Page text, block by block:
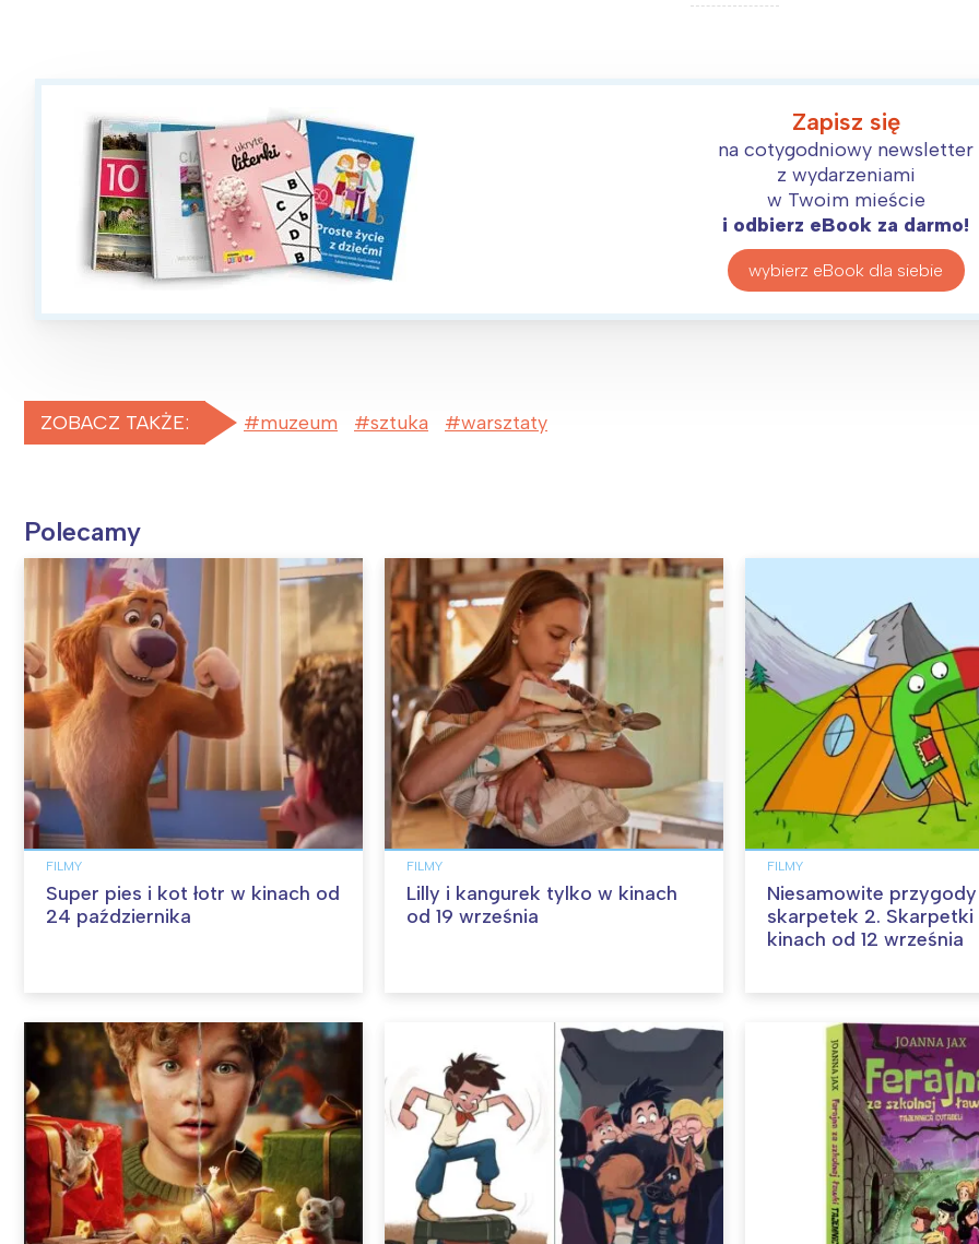
Zapisz się
na cotygodniowy newsletter
z wydarzeniami
w Twoim mieście
i odbierz eBook za darmo!
wybierz eBook dla siebie
ZOBACZ TAKŻE: muzeum sztuka warsztaty
Polecamy
FILMY
Super pies i kot łotr w kinach od
24 października
FILMY
Lilly i kangurek tylko w kinach
od 19 września
FILMY
Niesamowite przygody
skarpetek 2. Skarpetki
kinach od 12 września